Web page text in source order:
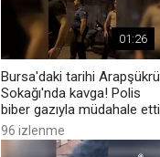
01:26
Bursa'daki tarihi Arapşükrü
Sokağı'nda kavga! Polis
biber gazıyla müdahale etti
96 izlenme